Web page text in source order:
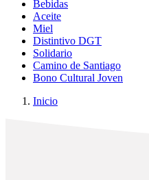
Bebidas
Aceite
Miel
Distintivo DGT
Solidario
Camino de Santiago
Bono Cultural Joven
Inicio